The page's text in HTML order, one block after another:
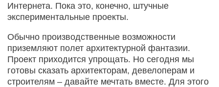
Интернета. Пока это, конечно, штучные
экспериментальные проекты.
Обычно производственные возможности
приземляют полет архитектурной фантазии.
Проект приходится упрощать. Но сегодня мы
готовы сказать архитекторам, девелоперам и
строителям – давайте мечтать вместе. Для этого